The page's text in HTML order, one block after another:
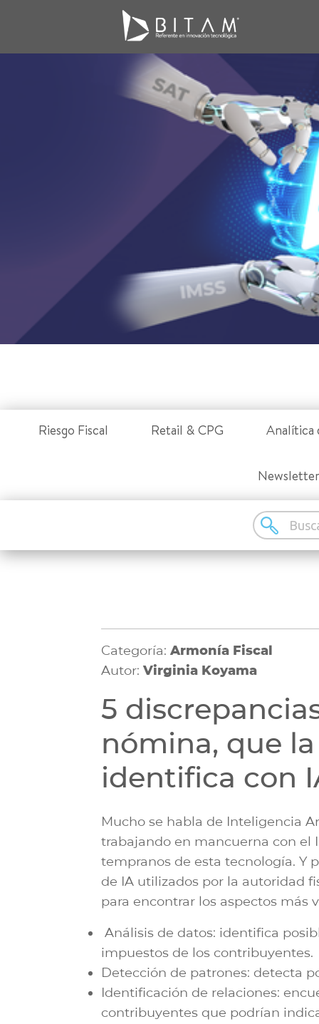
Riesgo Fiscal Retail & CPG Analítica
Newsletter
Categoría: Armonía Fiscal
Autor: Virginia Koyama
5
nómina, que
identifica con
Mucho se habla de Inteligencia
trabajando en mancuerna con el
tempranos de esta tecnología. Y
de IA utilizados por la autoridad
para encontrar los aspectos más
Análisis de datos: identifica
impuestos de los contribuyentes.
Detección de patrones: detecta
Identificación de relaciones:
contribuyentes que podrían